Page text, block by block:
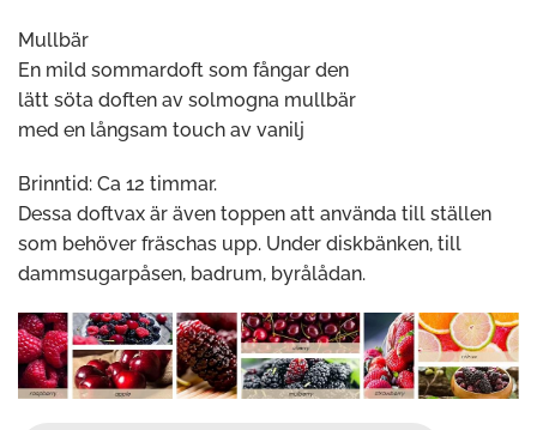
Mullbär
En mild sommardoft som fångar den
lätt söta doften av solmogna mullbär
med en långsam touch av vanilj
Brinntid: Ca 12 timmar.
Dessa doftvax är även toppen att använda till ställen
som behöver fräschas upp. Under diskbänken, till
dammsugarpåsen, badrum, byrålådan.